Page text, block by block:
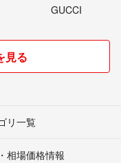
GUCCI
見る
リ一覧
相場価格情報